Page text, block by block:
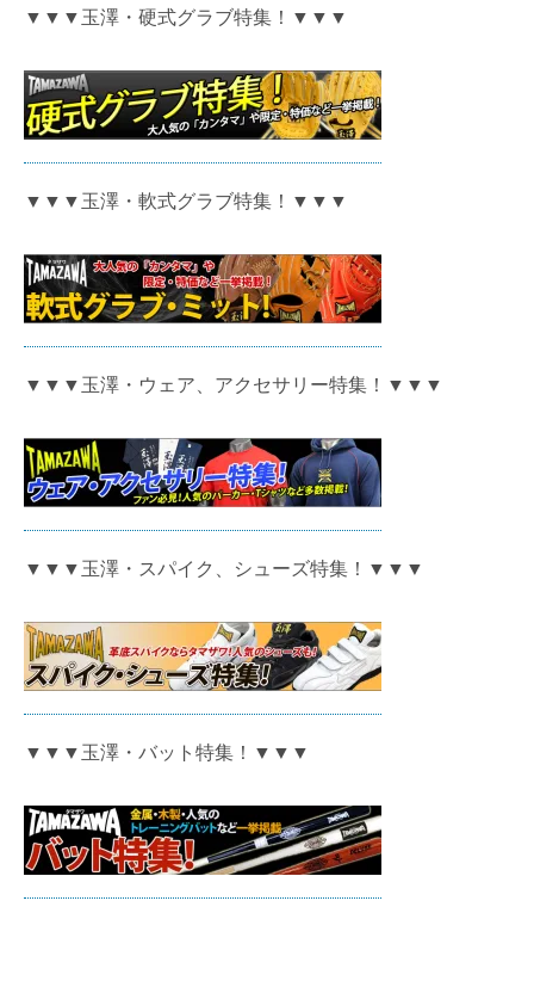
▼▼▼玉澤・硬式グラブ特集！▼▼▼
▼▼▼玉澤・軟式グラブ特集！▼▼▼
▼▼▼玉澤・ウェア、アクセサリー特集！▼▼▼
▼▼▼玉澤・スパイク、シューズ特集！▼▼▼
▼▼▼玉澤・バット特集！▼▼▼